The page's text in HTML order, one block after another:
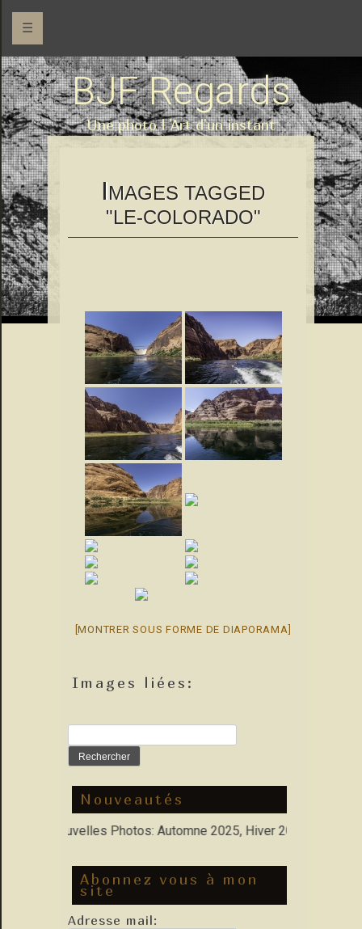
☰
BJF Regards
Une photo l 'Art d'un instant
IMAGES TAGGED
"LE-COLORADO"
[MONTRER SOUS FORME DE DIAPORAMA]
Images liées:
Nouveautés
: Nouvelles Photos: Automne 2025, Hiver 2026
Abonnez vous à mon
site
Adresse mail: